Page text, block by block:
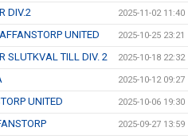
DIV.2 2025-11-02 11:40
UNITED 2025-10-25 23:21
SLUTKVAL TILL DIV. 2 2025-10-18 22:32
2025-10-12 09:27
UNITED 2025-10-06 19:30
2025-09-27 13:59